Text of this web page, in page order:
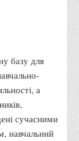
процесу в
час війни
які
області
про
базу для
а
сучасними
навчальний